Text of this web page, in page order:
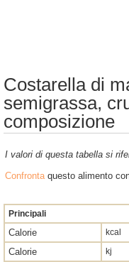
Costarella di
semigrassa,
composizione
I valori di questa tabella si
Confrontaquesto alimento
Principali
Calorie kcal
Calorie kj